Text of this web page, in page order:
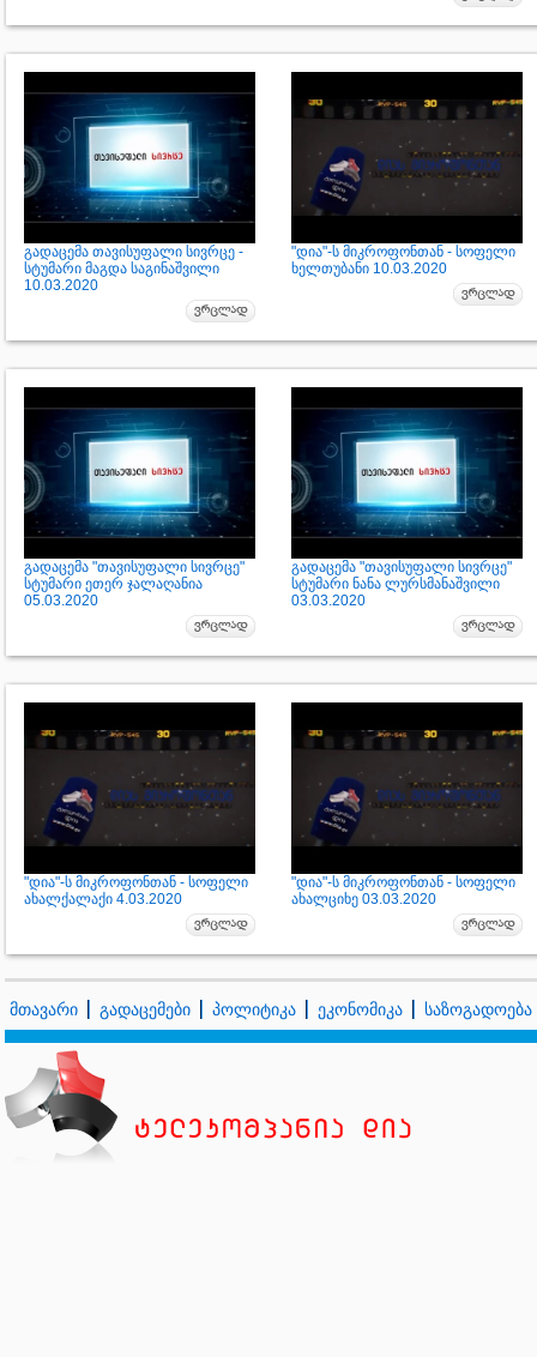
გადაცემა თავისუფალი სივრცე -
სტუმარი მაგდა საგინაშვილი
10.03.2020
"დია"-ს მიკროფონთან - სოფელი
ხელთუბანი 10.03.2020
გადაცემა "თავისუფალი სივრცე"
სტუმარი ეთერ ჯალაღანია
05.03.2020
გადაცემა "თავისუფალი სივრცე"
სტუმარი ნანა ლურსმანაშვილი
03.03.2020
"დია"-ს მიკროფონთან - სოფელი
ახალქალაქი 4.03.2020
"დია"-ს მიკროფონთან - სოფელი
ახალციხე 03.03.2020
მთავარი გადაცემები პოლიტიკა ეკონომიკა საზოგადოება